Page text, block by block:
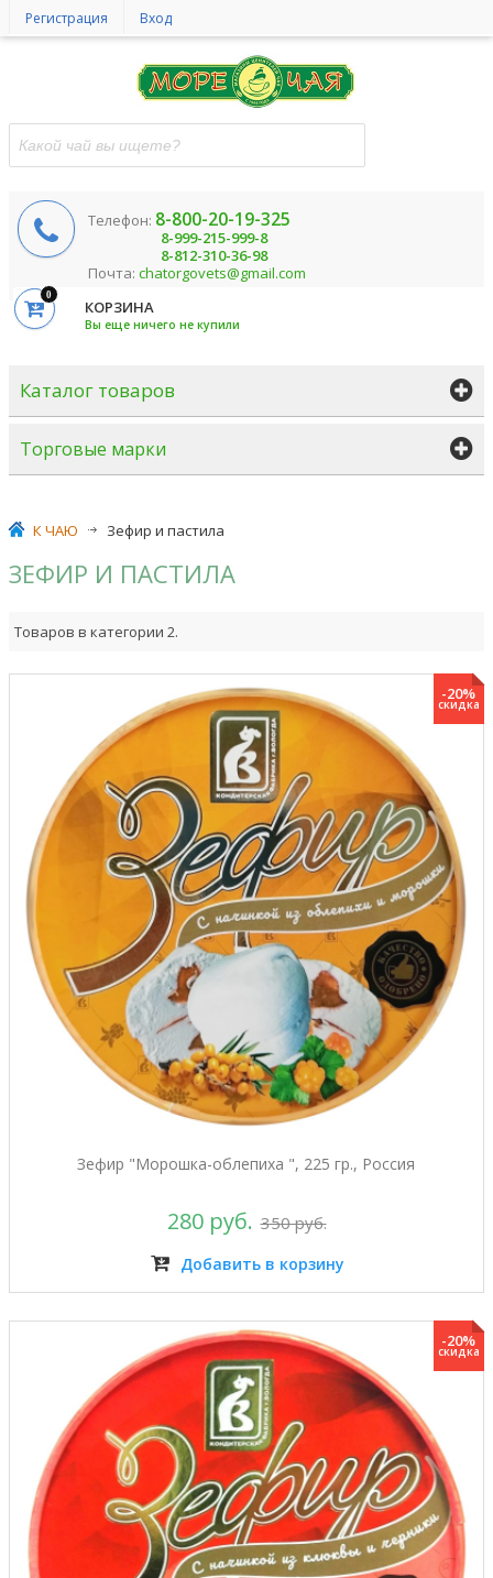
Регистрация Вход
Телефон: 8-800-20-19-325
8-999-215-999-8
8-812-310-36-98
Почта: chatorgovets@gmail.com
0
КОРЗИНА
Вы еще ничего не купили
Каталог товаров
Торговые марки
К ЧАЮ >Зефир и пастила
ЗЕФИР И ПАСТИЛА
Товаров в категории 2.
-20%
скидка
Зефир "Морошка-облепиха ", 225 гр., Россия
280 руб. 350 руб.
Добавить в корзину
-20%
скидка